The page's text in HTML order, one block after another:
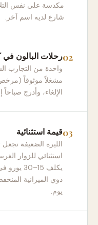
مكدسة على نفس
شارع لديه اسم آخر.
رحلات البالون في
واحدة من التجارب
الإلغاء، وأدرج
قيمة استثنائية
الليرة الضعيفة
استثنائي للزوار
يكلف
يوم.